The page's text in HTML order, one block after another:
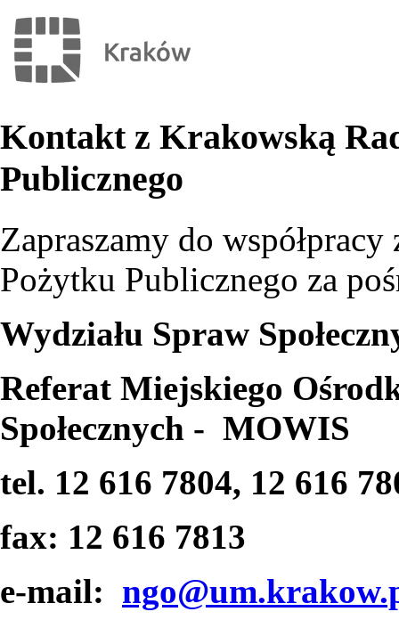
Kontakt z Krakowską
Publicznego
Zapraszamy do
Pożytku Publicznego za
Wydziału Spraw
Referat Miejskiego
Społecznych - MOWIS
tel. 12 616 7804, 12 616
fax: 12 616 7813
e-mail: